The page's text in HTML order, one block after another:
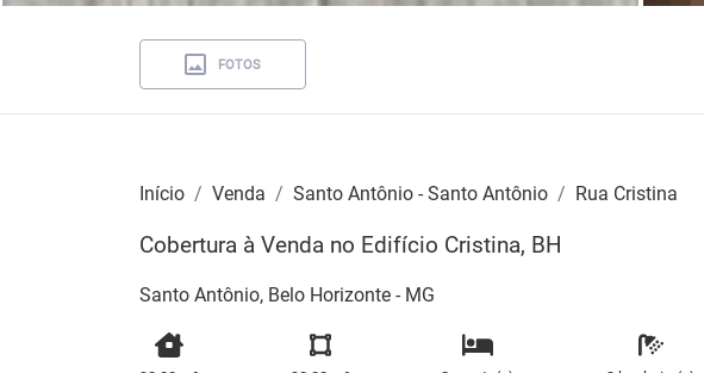
FOTOS
Início Venda Santo Antônio - Santo Antônio Rua Cristina
Cobertura à Venda no Edifício Cristina, BH
Santo Antônio, Belo Horizonte - MG